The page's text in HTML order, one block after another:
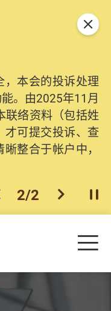
，本会的投诉处理
。由2025年11月
联络资料（包括姓
才可提交投诉、查
整合于帐户中，
上一个
2/2 下一个开
关闭
目